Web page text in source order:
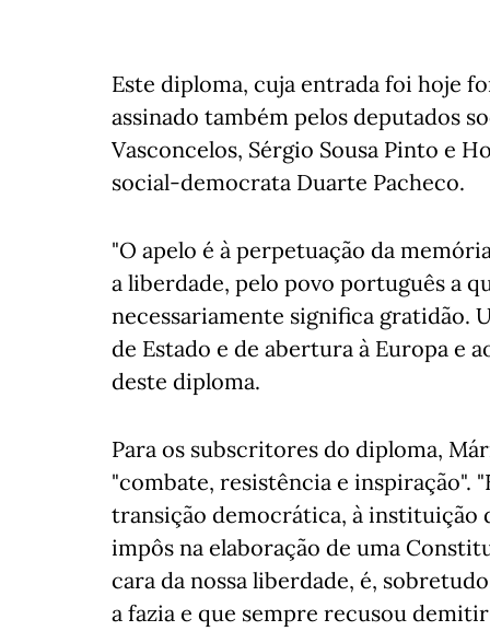
Este diploma, cuja entrada foi hoje
assinado também pelos deputados
Vasconcelos, Sérgio Sousa Pinto e
social-democrata Duarte Pacheco.
"O apelo é à perpetuação da
a liberdade, pelo povo português a
necessariamente significa gratidão.
de Estado e de abertura à Europa e
deste diploma.
Para os subscritores do diploma,
"combate, resistência e inspiração".
transição democrática, à instituição
impôs na elaboração de uma
cara da nossa liberdade, é,
a fazia e que sempre recusou